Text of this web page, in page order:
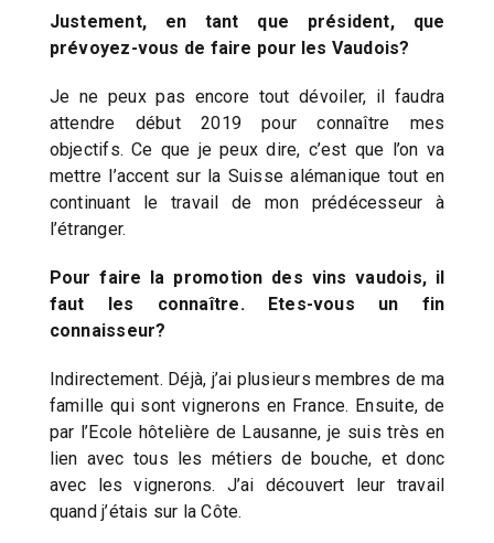
Justement, en tant que président, que
prévoyez-vous de faire pour les Vaudois?
Je ne peux pas encore tout dévoiler, il faudra
attendre début 2019 pour connaître mes
objectifs. Ce que je peux dire, c’est que l’on va
mettre l’accent sur la Suisse alémanique tout en
continuant le travail de mon prédécesseur à
l’étranger.
Pour faire la promotion des vins vaudois, il
faut les connaître. Etes-vous un fin
connaisseur?
Indirectement. Déjà, j’ai plusieurs membres de ma
famille qui sont vignerons en France. Ensuite, de
par l’Ecole hôtelière de Lausanne, je suis très en
lien avec tous les métiers de bouche, et donc
avec les vignerons. J’ai découvert leur travail
quand j’étais sur la Côte.